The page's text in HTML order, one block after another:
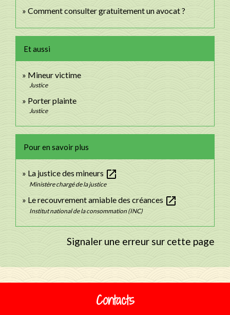
Comment consulter gratuitement un avocat ?
Et aussi
Mineur victime
Justice
Porter plainte
Justice
Pour en savoir plus
La justice des mineurs open_in_new
Ministère chargé de la justice
Le recouvrement amiable des créances open_in_new
Institut national de la consommation (INC)
Signaler une erreur sur cette page
Contacts